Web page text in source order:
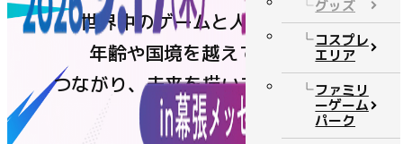
グッズ
コスプレ
エリア
ファミリ
ーゲーム
パーク
BOOSTERZ
注意事項
FAQ
お問い合わせ
世界中のゲームと人が集い、
年齢や国境を越えて遊び、
つながり、未来を描いてきたTGS。